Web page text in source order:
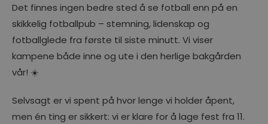
Det finnes ingen bedre sted å se fotball enn på en
skikkelig fotballpub – stemning, lidenskap og
fotballglede fra første til siste minutt. Vi viser
kampene både inne og ute i den herlige bakgården
vår! ☀️
Selvsagt er vi spent på hvor lenge vi holder åpent,
men én ting er sikkert: vi er klare for å lage fest fra 11.